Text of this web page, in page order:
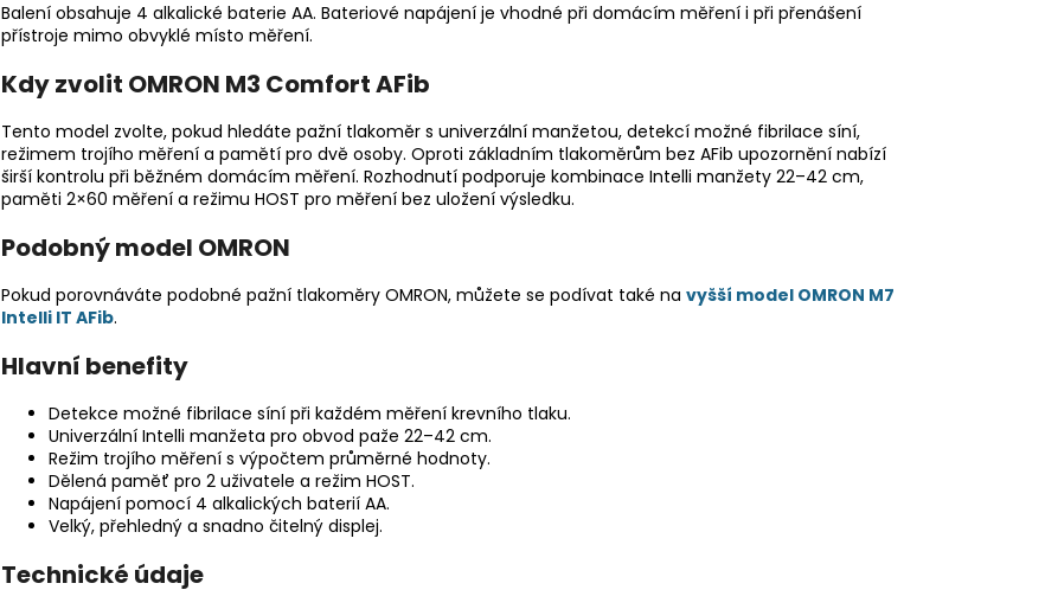
Balení obsahuje 4 alkalické baterie AA. Bateriové napájení je vhodné při domácím měření i při přenášení
přístroje mimo obvyklé místo měření.
Kdy zvolit OMRON M3 Comfort AFib
Tento model zvolte, pokud hledáte pažní tlakoměr s univerzální manžetou, detekcí možné fibrilace síní,
režimem trojího měření a pamětí pro dvě osoby. Oproti základním tlakoměrům bez AFib upozornění nabízí
širší kontrolu při běžném domácím měření. Rozhodnutí podporuje kombinace Intelli manžety 22–42 cm,
paměti 2×60 měření a režimu HOST pro měření bez uložení výsledku.
Podobný model OMRON
Pokud porovnáváte podobné pažní tlakoměry OMRON, můžete se podívat také na vyšší model OMRON M7
Intelli IT AFib.
Hlavní benefity
Detekce možné fibrilace síní při každém měření krevního tlaku.
Univerzální Intelli manžeta pro obvod paže 22–42 cm.
Režim trojího měření s výpočtem průměrné hodnoty.
Dělená paměť pro 2 uživatele a režim HOST.
Napájení pomocí 4 alkalických baterií AA.
Velký, přehledný a snadno čitelný displej.
Technické údaje